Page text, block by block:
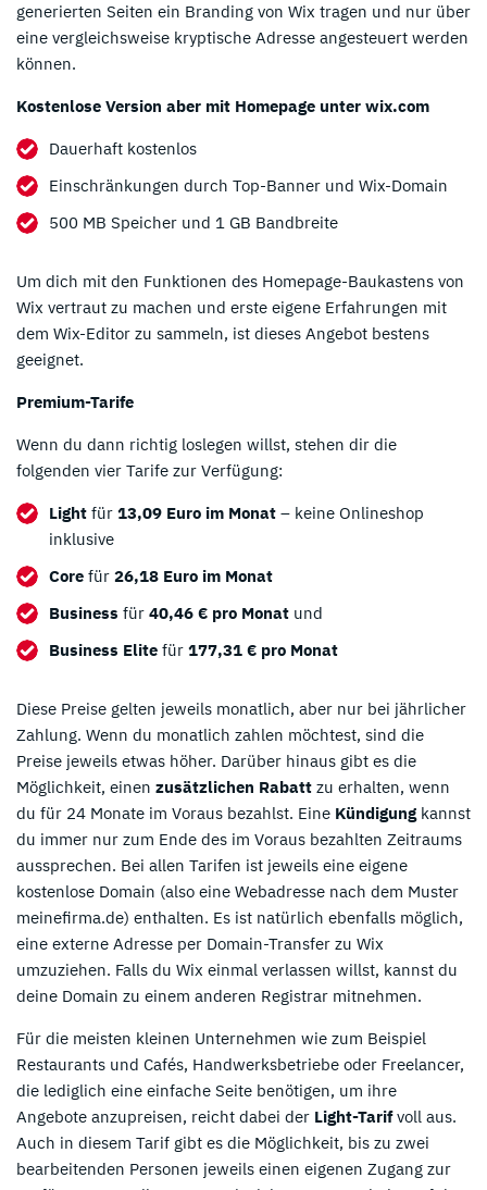
generierten Seiten ein Branding von Wix tragen und nur über
eine vergleichsweise kryptische Adresse angesteuert werden
können.
Kostenlose Version aber mit Homepage unter wix.com
Dauerhaft kostenlos
Einschränkungen durch Top-Banner und Wix-Domain
500 MB Speicher und 1 GB Bandbreite
Um dich mit den Funktionen des Homepage-Baukastens von
Wix vertraut zu machen und erste eigene Erfahrungen mit
dem Wix-Editor zu sammeln, ist dieses Angebot bestens
geeignet.
Premium-Tarife
Wenn du dann richtig loslegen willst, stehen dir die
folgenden vier Tarife zur Verfügung:
Light für 13,09 Euro im Monat – keine Onlineshop
inklusive
Core für 26,18 Euro im Monat
Business für 40,46 € pro Monat und
Business Elite für 177,31 € pro Monat
Diese Preise gelten jeweils monatlich, aber nur bei jährlicher
Zahlung. Wenn du monatlich zahlen möchtest, sind die
Preise jeweils etwas höher. Darüber hinaus gibt es die
Möglichkeit, einen zusätzlichen Rabatt zu erhalten, wenn
du für 24 Monate im Voraus bezahlst. Eine Kündigungkannst
du immer nur zum Ende des im Voraus bezahlten Zeitraums
aussprechen. Bei allen Tarifen ist jeweils eine eigene
kostenlose Domain (also eine Webadresse nach dem Muster
meinefirma.de) enthalten. Es ist natürlich ebenfalls möglich,
eine externe Adresse per Domain-Transfer zu Wix
umzuziehen. Falls du Wix einmal verlassen willst, kannst du
deine Domain zu einem anderen Registrar mitnehmen.
Für die meisten kleinen Unternehmen wie zum Beispiel
Restaurants und Cafés, Handwerksbetriebe oder Freelancer,
die lediglich eine einfache Seite benötigen, um ihre
Angebote anzupreisen, reicht dabei der Light-Tarifvoll aus.
Auch in diesem Tarif gibt es die Möglichkeit, bis zu zwei
bearbeitenden Personen jeweils einen eigenen Zugang zur